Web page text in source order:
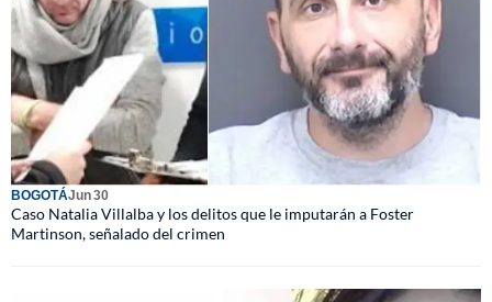
BOGOTÁJun 30
Caso Natalia Villalba y los delitos que le imputarán a Foster
Martinson, señalado del crimen